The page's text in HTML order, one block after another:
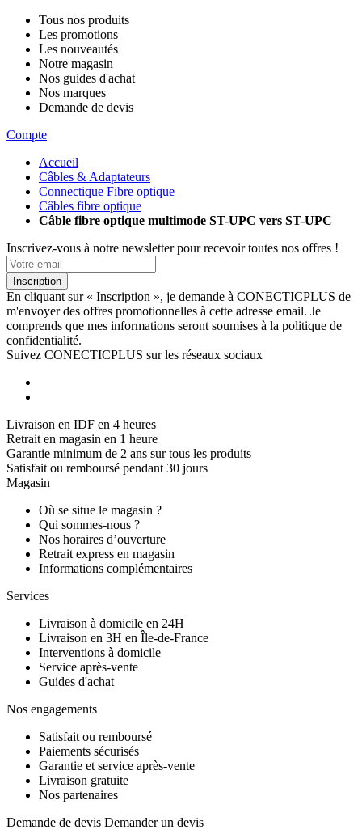
Tous nos produits
Les promotions
Les nouveautés
Notre magasin
Nos guides d'achat
Nos marques
Demande de devis
Compte
Accueil
Câbles & Adaptateurs
Connectique Fibre optique
Câbles fibre optique
Câble fibre optique multimode ST-UPC vers ST-UPC
Inscrivez-vous à notre newsletter pour recevoir toutes nos offres !
Inscription
En cliquant sur « Inscription », je demande à CONECTICPLUS de
m'envoyer des offres promotionnelles à cette adresse email. Je
comprends que mes informations seront soumises à la politique de
confidentialité.
Suivez CONECTICPLUS sur les réseaux sociaux
Livraison en IDF en 4 heures
Retrait en magasin en 1 heure
Garantie minimum de 2 ans sur tous les produits
Satisfait ou remboursé pendant 30 jours
Magasin
Où se situe le magasin ?
Qui sommes-nous ?
Nos horaires d’ouverture
Retrait express en magasin
Informations complémentaires
Services
Livraison à domicile en 24H
Livraison en 3H en Île-de-France
Interventions à domicile
Service après-vente
Guides d'achat
Nos engagements
Satisfait ou remboursé
Paiements sécurisés
Garantie et service après-vente
Livraison gratuite
Nos partenaires
Demande de devis Demander un devis